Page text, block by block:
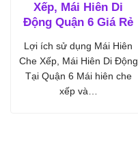
Xếp, Mái Hiên Di
Động Quận 6 Giá Rẻ
Lợi ích sử dụng Mái Hiên
Che Xếp, Mái Hiên Di Động
Tại Quận 6 Mái hiên che
xếp và…